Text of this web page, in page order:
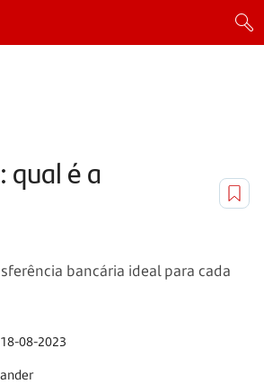
qual é a
bancária ideal para cada
08-2023